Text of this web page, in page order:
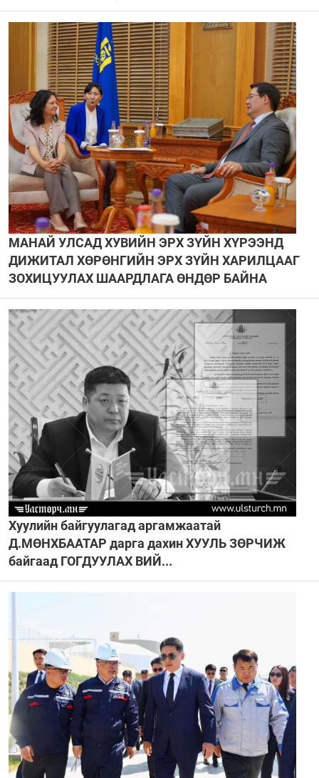
МАНАЙ УЛСАД ХУВИЙН ЭРХ ЗҮЙН ХҮРЭЭНД
ДИЖИТАЛ ХӨРӨНГИЙН ЭРХ ЗҮЙН ХАРИЛЦААГ
ЗОХИЦУУЛАХ ШААРДЛАГА ӨНДӨР БАЙНА
Хуулийн байгуулагад аргамжаатай
Д.МӨНХБААТАР дарга дахин ХУУЛЬ ЗӨРЧИЖ
байгаад ГОГДУУЛАХ ВИЙ...